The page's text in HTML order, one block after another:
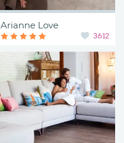
Arianne Love
3612